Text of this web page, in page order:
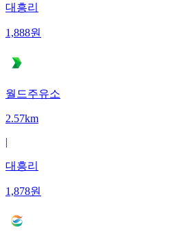
대흥리
1,888원
월드주유소
2.57km
|
대흥리
1,878원